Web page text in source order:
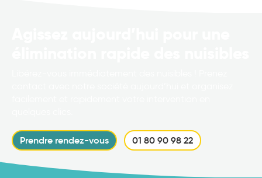
Prendre rendez-vous 01 80 90 98 22